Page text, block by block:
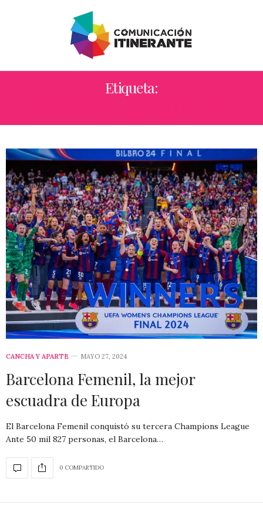
Etiqueta:
CANCHA Y APARTE MAYO 27, 2024
Barcelona Femenil, la mejor
escuadra de Europa
El Barcelona Femenil conquistó su tercera Champions League
Ante 50 mil 827 personas, el Barcelona…
0 COMPARTIDO